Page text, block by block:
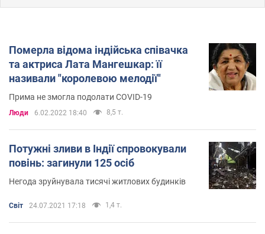
Померла відома індійська співачка
та актриса Лата Мангешкар: її
називали "королевою мелодії"
Прима не змогла подолати COVID-19
Люди 6.02.2022 18:40 8,5 т.
Потужні зливи в Індії спровокували
повінь: загинули 125 осіб
Негода зруйнувала тисячі житлових будинків
Світ 24.07.2021 17:18 1,4 т.